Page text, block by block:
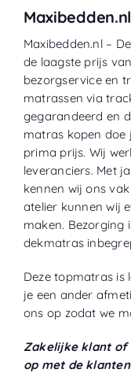
Maxibedden.nl
Maxibedden.nl –
de laagste prijs
bezorgservice en
matrassen via
gegarandeerd en
matras kopen doe
prima prijs. Wij
leveranciers. Met
kennen wij ons
atelier kunnen wij
maken. Bezorging
dekmatras
Deze topmatras is
je een ander
ons op zodat we
Zakelijke klant of
op met de